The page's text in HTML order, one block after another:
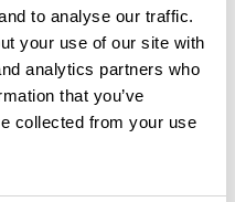
to analyse our traffic.
your use of our site with
analytics partners who
that you’ve
collected from your use
avis
61 km à proximité de